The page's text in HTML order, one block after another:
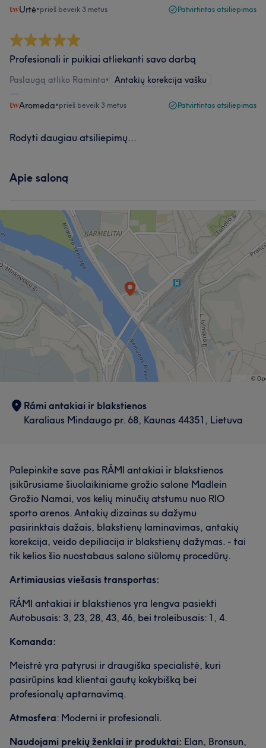
Urtė•prieš beveik 3 metus Patvirtintas atsiliepimas
Profesionali ir puikiai atliekanti savo darbą
Paslaugą atliko Raminta• Antakių korekcija vašku
Aromeda•prieš beveik 3 metus Patvirtintas atsiliepimas
Rodyti daugiau atsiliepimų...
Apie saloną
Rámi antakiai ir blakstienos
Karaliaus Mindaugo pr. 68, Kaunas 44351, Lietuva
Palepinkite save pas RÁMI antakiai ir blakstienos
įsikūrusiame šiuolaikiniame grožio salone Madlein
Grožio Namai, vos kelių minučių atstumu nuo RIO
sporto arenos. Antakių dizainas su dažymu
pasirinktais dažais, blakstienų laminavimas, antakių
korekcija, veido depiliacija ir blakstienų dažymas. - tai
tik kelios šio nuostabaus salono siūlomų procedūrų.
Artimiausias viešasis transportas:
RÁMI antakiai ir blakstienos yra lengva pasiekti
Autobusais: 3, 23, 28, 43, 46, bei troleibusais: 1, 4.
Komanda:
Meistrė yra patyrusi ir draugiška specialistė, kuri
pasirūpins kad klientai gautų kokybišką bei
profesionalų aptarnavimą.
Atmosfera: Moderni ir profesionali.
Naudojami prekių ženklai ir produktai: Elan, Bronsun,